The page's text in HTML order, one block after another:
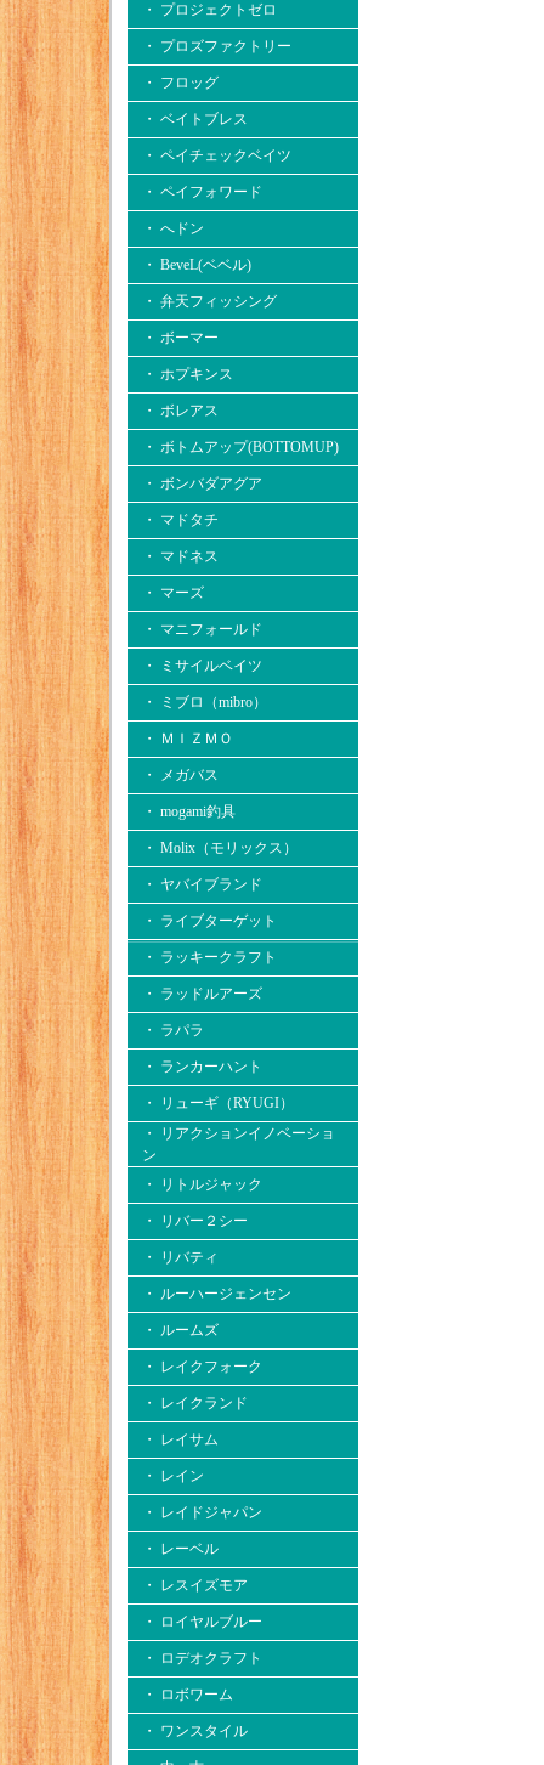
・ プロジェクトゼロ
・ プロズファクトリー
・ フロッグ
・ ベイトブレス
・ ペイチェックベイツ
・ ペイフォワード
・ へドン
・ BeveL(ベベル)
・ 弁天フィッシング
・ ボーマー
・ ホプキンス
・ ボレアス
・ ボトムアップ(BOTTOMUP)
・ ボンバダアグア
・ マドタチ
・ マドネス
・ マーズ
・ マニフォールド
・ ミサイルベイツ
・ ミブロ（mibro）
・ ＭＩＺＭＯ
・ メガバス
・ mogami釣具
・ Molix（モリックス）
・ ヤバイブランド
・ ライブターゲット
・ ラッキークラフト
・ ラッドルアーズ
・ ラパラ
・ ランカーハント
・ リューギ（RYUGI）
・ リアクションイノベーショ
ン
・ リトルジャック
・ リバー２シー
・ リバティ
・ ルーハージェンセン
・ ルームズ
・ レイクフォーク
・ レイクランド
・ レイサム
・ レイン
・ レイドジャパン
・ レーベル
・ レスイズモア
・ ロイヤルブルー
・ ロデオクラフト
・ ロボワーム
・ ワンスタイル